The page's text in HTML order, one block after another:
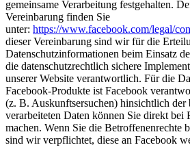
gemeinsame Verarbeitung festgehalten.
Vereinbarung finden Sie
unter: https://www.facebook.com/legal/
dieser Vereinbarung sind wir für die
Datenschutzinformationen beim Einsatz
die datenschutzrechtlich sichere
unserer Website verantwortlich. Für die
Facebook-Produkte ist Facebook
(z. B. Auskunftsersuchen) hinsichtlich der
verarbeiteten Daten können Sie direkt bei
machen. Wenn Sie die Betroffenenrechte
sind wir verpflichtet, diese an Facebook